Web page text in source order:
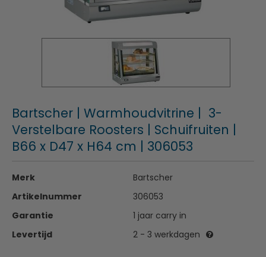
Bartscher | Warmhoudvitrine | 3-
Verstelbare Roosters | Schuifruiten |
B66 x D47 x H64 cm | 306053
Merk
Bartscher
Artikelnummer
306053
Garantie
1 jaar carry in
Levertijd
2 - 3 werkdagen